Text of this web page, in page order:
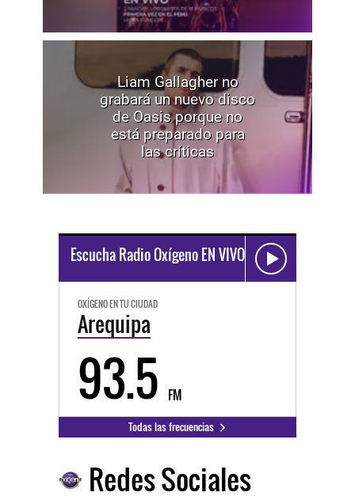
Liam Gallagher no
grabará un nuevo disco
de Oasis porque no
está preparado para
las críticas
Escucha Radio Oxígeno EN VIVO
OXÍGENO EN TU CIUDAD
Arequipa
93.5 FM
Todas las frecuencias
Redes Sociales